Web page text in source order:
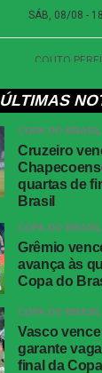
ÚLTIMAS
COPA DO BRASIL
Cruzeiro
quartas de
Brasil
COPA DO BRASIL
Grêmio
avança às
Copa do
COPA DO BRASIL
Vasco
garante
final da